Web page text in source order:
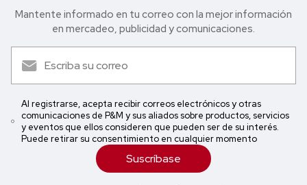
Mantente informado en tu correo con la mejor in formación
en mercadeo, publicidad y comunicaciones.
Al registrarse, acepta recibir correos electrónicos y otras
comunicaciones de P&M y sus aliados sobre productos, servicios
y eventos que ellos consideren que pueden ser de su interés.
Puede retirar su consentimiento en cualquier momento
Suscríbase